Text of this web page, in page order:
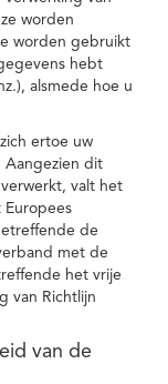
worden
worden gebruikt
hebt
alsmede hoe u
ertoe uw
Aangezien dit
valt het
Europees
de
met de
het vrije
van Richtlijn
van de